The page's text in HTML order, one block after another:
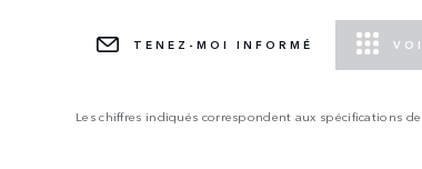
TENEZ-MOI INFORMÉ
Les chiffres indiqués correspondent aux spécifications